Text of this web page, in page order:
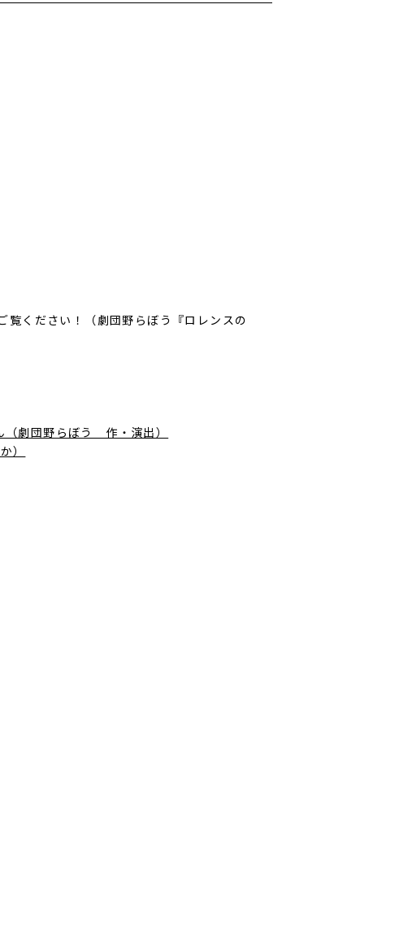
ください！（劇団野らぼう『ロレンスの
劇団野らぼう 作・演出）
）